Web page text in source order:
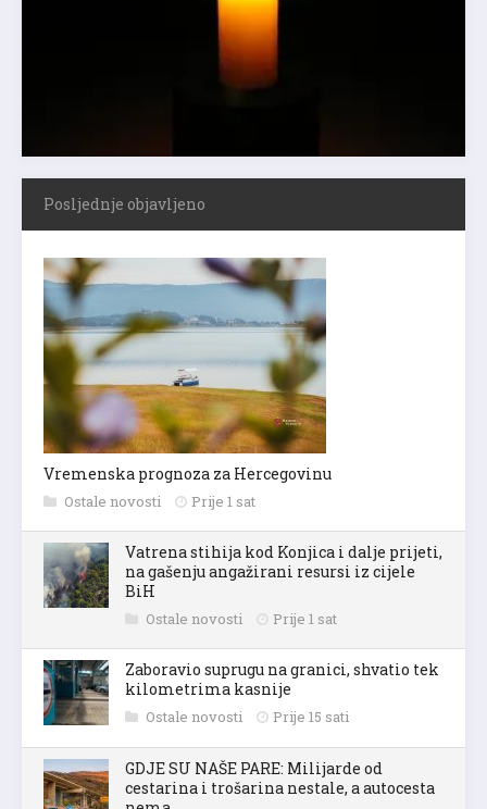
Posljednje objavljeno
Vremenska prognoza za Hercegovinu
Ostale novosti Prije 1 sat
Vatrena stihija kod Konjica i dalje prijeti,
na gašenju angažirani resursi iz cijele
BiH
Ostale novosti Prije 1 sat
Zaboravio suprugu na granici, shvatio tek
kilometrima kasnije
Ostale novosti Prije 15 sati
GDJE SU NAŠE PARE: Milijarde od
cestarina i trošarina nestale, a autocesta